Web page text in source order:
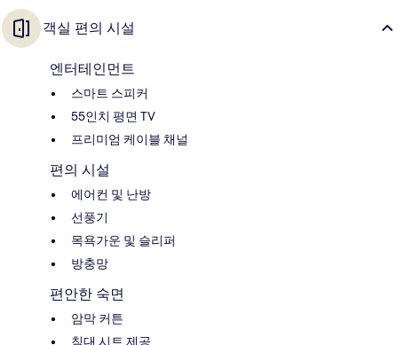
객실 편의 시설
엔터테인먼트
스마트 스피커
55인치 평면 TV
프리미엄 케이블 채널
편의 시설
에어컨 및 난방
선풍기
목욕가운 및 슬리퍼
방충망
편안한 숙면
암막 커튼
침대 시트 제공